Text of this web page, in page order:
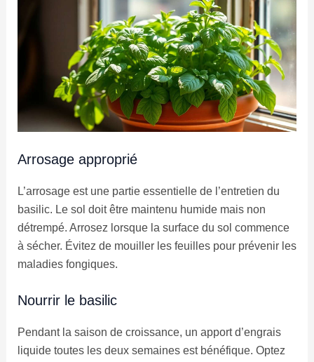
Arrosage approprié
L’arrosage est une partie essentielle de l’entretien du
basilic. Le sol doit être maintenu humide mais non
détrempé. Arrosez lorsque la surface du sol commence
à sécher. Évitez de mouiller les feuilles pour prévenir les
maladies fongiques.
Nourrir le basilic
Pendant la saison de croissance, un apport d’engrais
liquide toutes les deux semaines est bénéfique. Optez